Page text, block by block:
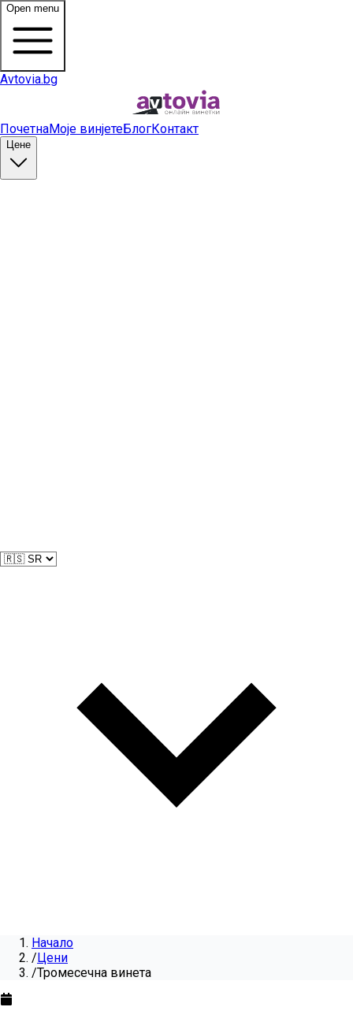
Open menu
Avtovia.bg
ПочетнаМоје винјетеБлогКонтакт
Цене
Начало
/Цени
/Тромесечна винета